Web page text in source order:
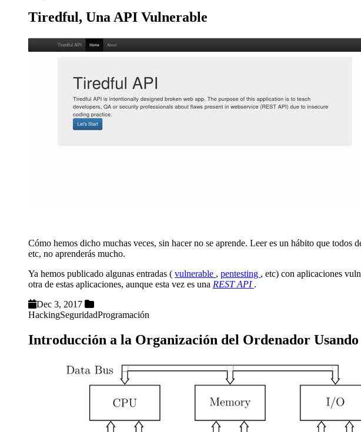
Tiredful, Una API Vulnerable
Cómo hemos dicho muchas veces, sin hacer no se aprende. Leer es un hábito que
etc, no aprenderás mucho.
Ya hemos publicado algunas entradas ( vulnerable , pentesting , etc) con aplicaciones
otra de estas aplicaciones, aunque esta vez es una REST API .
Dec 3, 2017
HackingSeguridadProgramación
Introducción a la Organización del Ordenador